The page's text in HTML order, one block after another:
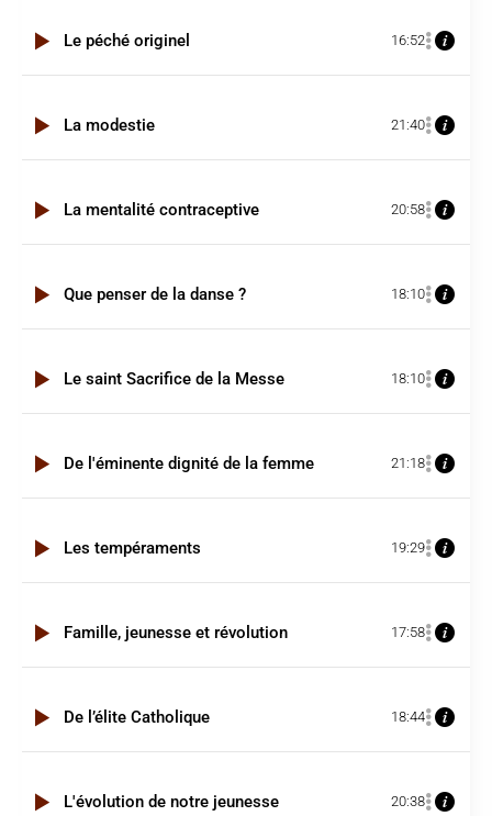
Le péché originel 16:52
La modestie 21:40
La mentalité contraceptive 20:58
Que penser de la danse ? 18:10
Le saint Sacrifice de la Messe 18:10
De l'éminente dignité de la femme 21:18
Les tempéraments 19:29
Famille, jeunesse et révolution 17:58
De l’élite Catholique 18:44
L'évolution de notre jeunesse 20:38